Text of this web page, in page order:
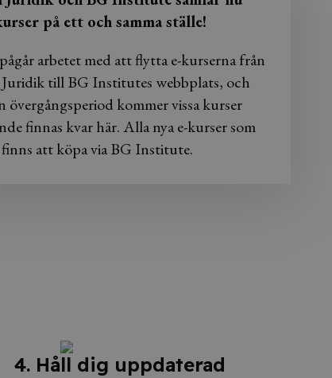
på ett och samma ställe!
arbetet med att flytta e-kurserna från
till BG Institutes webbplats, och
övergångsperiod kommer vissa kurser
finnas kvar här. Alla nya e-kurser som
finns att köpa via BG Institute.
4. Håll dig uppdaterad